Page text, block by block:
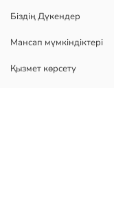
Біздің Дүкендер
Мансап мүмкіндіктері
Қызмет көрсету